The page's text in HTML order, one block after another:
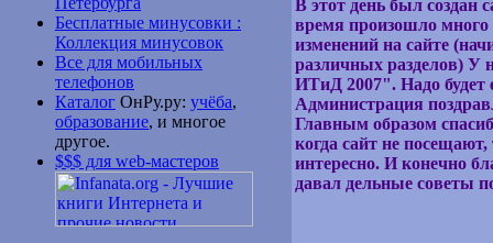
Бесплатные минусовки :
Коллекция минусовок
Все для мобильных
телефонов
Каталог ОнРу.ру: учёба,
образование, и многое
другое.
$$$ для web-мастеров
В этот день был создан
время произошло много
изменений на сайте
различных разделов) У
ИТиД 2007". Надо будет
Администрация
Главным образом
когда сайт не
интересно. И конечно
давал дельные советы